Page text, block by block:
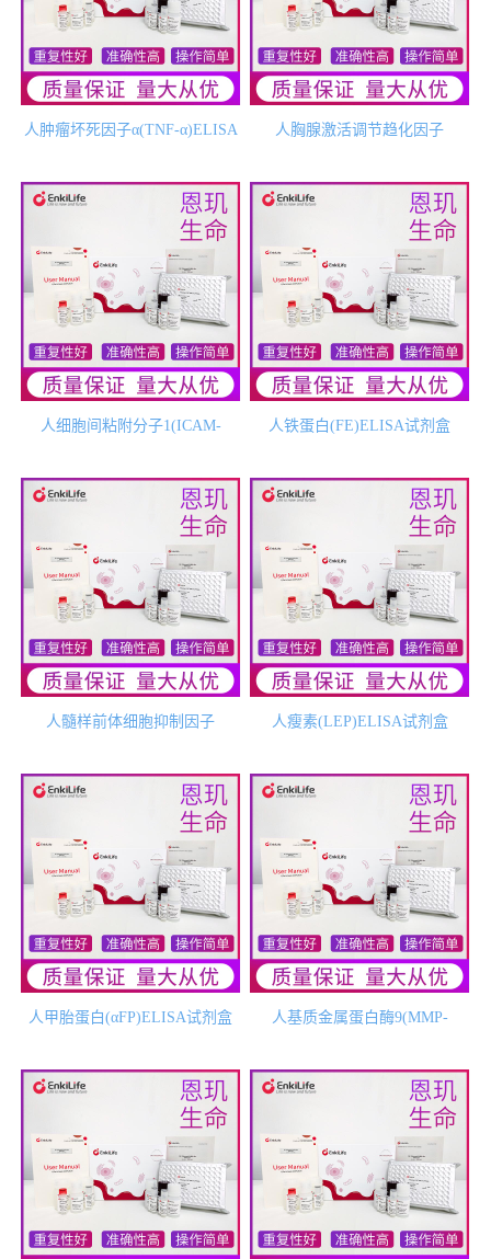
人肿瘤坏死因子α(TNF-α)ELISA 人胸腺激活调节趋化因子
人细胞间粘附分子1(ICAM- 人铁蛋白(FE)ELISA试剂盒
人髓样前体细胞抑制因子 人瘦素(LEP)ELISA试剂盒
人甲胎蛋白(αFP)ELISA试剂盒 人基质金属蛋白酶9(MMP-